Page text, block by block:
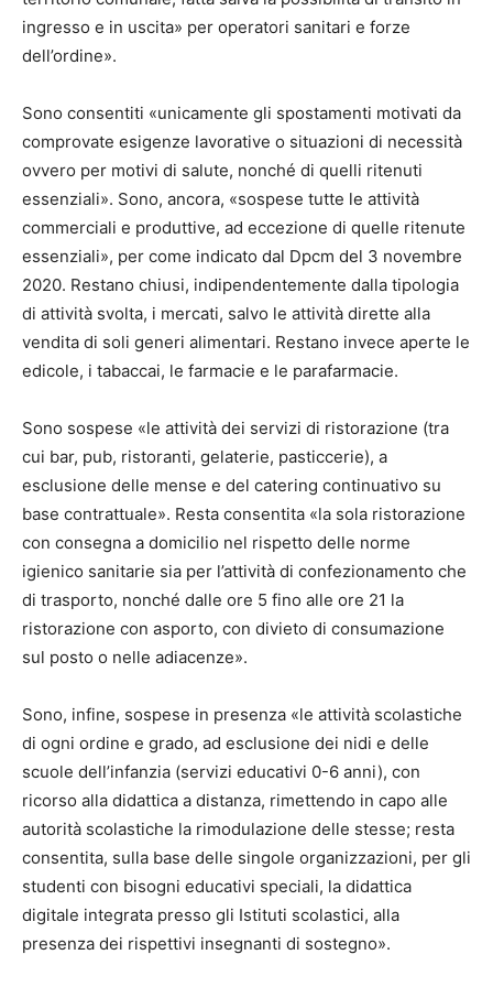
ingresso e in uscita» per operatori sanitari e forze
dell’ordine».
Sono consentiti «unicamente gli spostamenti motivati da
comprovate esigenze lavorative o situazioni di necessità
ovvero per motivi di salute, nonché di quelli ritenuti
essenziali». Sono, ancora, «sospese tutte le attività
commerciali e produttive, ad eccezione di quelle ritenute
essenziali», per come indicato dal Dpcm del 3 novembre
2020. Restano chiusi, indipendentemente dalla tipologia
di attività svolta, i mercati, salvo le attività dirette alla
vendita di soli generi alimentari. Restano invece aperte le
edicole, i tabaccai, le farmacie e le parafarmacie.
Sono sospese «le attività dei servizi di ristorazione (tra
cui bar, pub, ristoranti, gelaterie, pasticcerie), a
esclusione delle mense e del catering continuativo su
base contrattuale». Resta consentita «la sola ristorazione
con consegna a domicilio nel rispetto delle norme
igienico sanitarie sia per l’attività di confezionamento che
di trasporto, nonché dalle ore 5 fino alle ore 21 la
ristorazione con asporto, con divieto di consumazione
sul posto o nelle adiacenze».
Sono, infine, sospese in presenza «le attività scolastiche
di ogni ordine e grado, ad esclusione dei nidi e delle
scuole dell’infanzia (servizi educativi 0-6 anni), con
ricorso alla didattica a distanza, rimettendo in capo alle
autorità scolastiche la rimodulazione delle stesse; resta
consentita, sulla base delle singole organizzazioni, per gli
studenti con bisogni educativi speciali, la didattica
digitale integrata presso gli Istituti scolastici, alla
presenza dei rispettivi insegnanti di sostegno».